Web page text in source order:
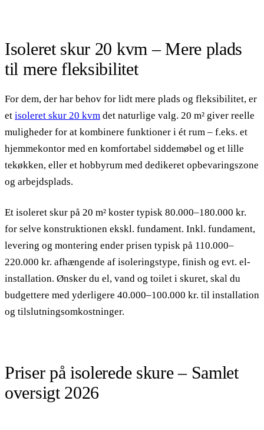
Isoleret skur 20 kvm – Mere plads
til mere fleksibilitet
For dem, der har behov for lidt mere plads og fleksibilitet, er
et isoleret skur 20 kvm det naturlige valg. 20 m² giver reelle
muligheder for at kombinere funktioner i ét rum – f.eks. et
hjemmekontor med en komfortabel siddemøbel og et lille
tekøkken, eller et hobbyrum med dedikeret opbevaringszone
og arbejdsplads.
Et isoleret skur på 20 m² koster typisk 80.000–180.000 kr.
for selve konstruktionen ekskl. fundament. Inkl. fundament,
levering og montering ender prisen typisk på 110.000–
220.000 kr. afhængende af isoleringstype, finish og evt. el-
installation. Ønsker du el, vand og toilet i skuret, skal du
budgettere med yderligere 40.000–100.000 kr. til installation
og tilslutningsomkostninger.
Priser på isolerede skure – Samlet
oversigt 2026